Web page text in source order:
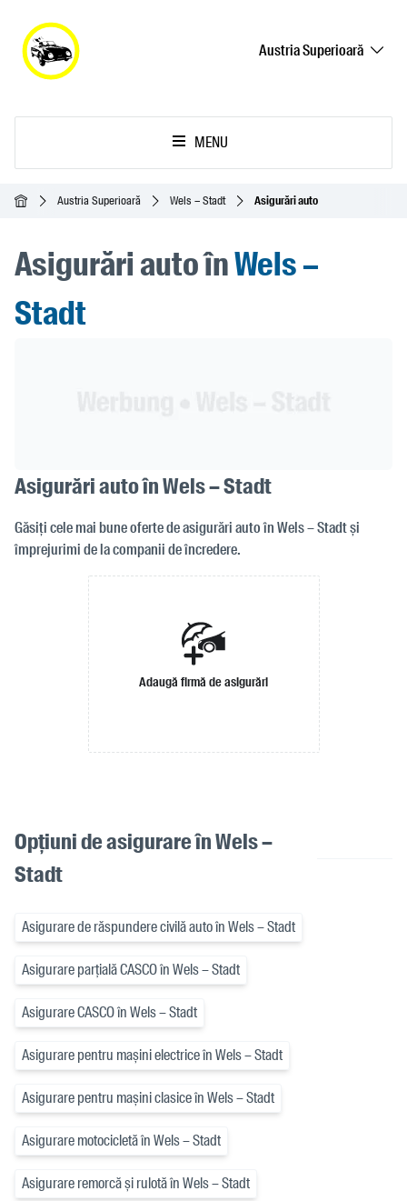
Austria Superioară
MENU
Acasă Austria Superioară Wels – Stadt Asigurări auto
Asigurări auto înWels –
Stadt
Asigurări auto în Wels – Stadt
Găsiți cele mai bune oferte de asigurări auto în Wels – Stadt și
împrejurimi de la companii de încredere.
Adaugă firmă de asigurări
Opțiuni de asigurare în Wels –
Stadt
Asigurare de răspundere civilă auto în Wels – Stadt
Asigurare parțială CASCO în Wels – Stadt
Asigurare CASCO în Wels – Stadt
Asigurare pentru mașini electrice în Wels – Stadt
Asigurare pentru mașini clasice în Wels – Stadt
Asigurare motocicletă în Wels – Stadt
Asigurare remorcă și rulotă în Wels – Stadt